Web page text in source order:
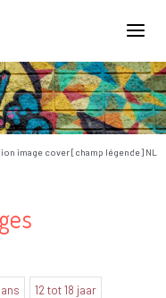
image cover [champ légende] NL
ans
12 tot 18 jaar